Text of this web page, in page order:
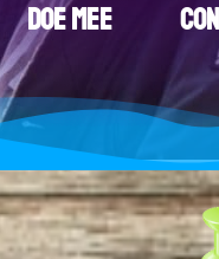
DOE MEE